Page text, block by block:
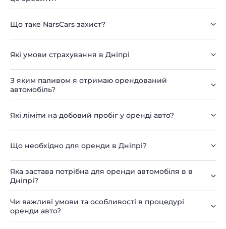
Що таке NarsCars захист?
Які умови страхування в Дніпрі
З яким паливом я отримаю орендований
автомобіль?
Які ліміти на добовий пробіг у оренді авто?
Що необхідно для оренди в Дніпрі?
Яка застава потрібна для оренди автомобіля в в
Дніпрі?
Чи важливі умови та особливості в процедурі
оренди авто?